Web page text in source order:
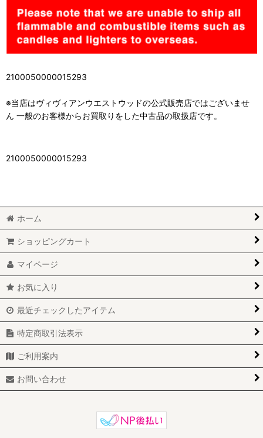
2100050000015293
※当店はヴィヴィアンウエストウッドの公式販売店ではございませ
ん 一般のお客様からお買取りをした中古品の取扱店です。
2100050000015293
ホーム
ショッピングカート
マイページ
お気に入り
最近チェックしたアイテム
特定商取引法表示
ご利用案内
お問い合わせ